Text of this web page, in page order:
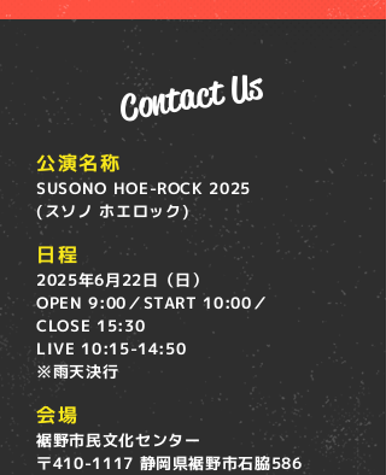
Contact Us
公演名称
SUSONO HOE-ROCK 2025
(スソノ ホエロック)
日程
2025年6月22日（日）
OPEN 9:00／START 10:00／
CLOSE 15:30
LIVE 10:15-14:50
※雨天決行
会場
裾野市民文化センター
〒410-1117 静岡県裾野市石脇586